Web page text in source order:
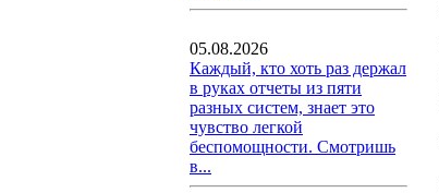
05.08.2026
Каждый, кто хоть раз держал
в руках отчеты из пяти
разных систем, знает это
чувство легкой
беспомощности. Смотришь
в...